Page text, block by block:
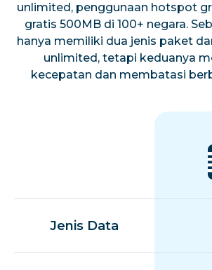
unlimited, penggunaan hotspot
gratis 500MB di 100+ negara.
hanya memiliki dua jenis paket
unlimited, tetapi keduanya
kecepatan dan membatasi
Jenis Data